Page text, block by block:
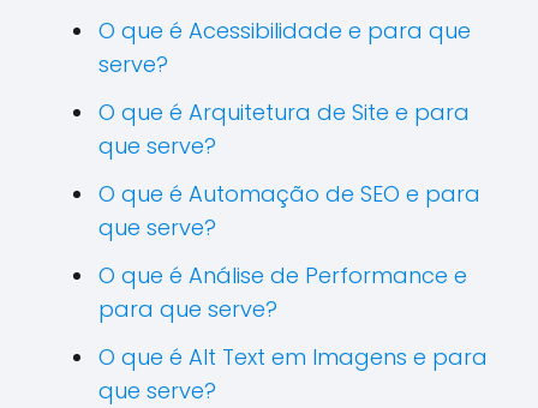
O que é Acessibilidade e para que
serve?
O que é Arquitetura de Site e para
que serve?
O que é Automação de SEO e para
que serve?
O que é Análise de Performance e
para que serve?
O que é Alt Text em Imagens e para
que serve?